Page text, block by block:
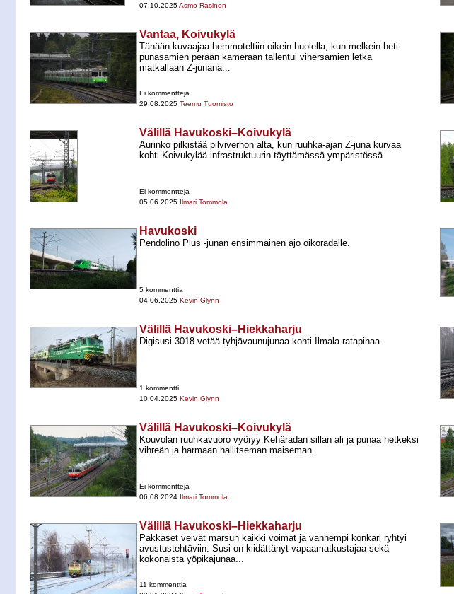
07.10.2025Asmo Rasinen
Vantaa, Koivukylä
Tänään kuvaajaa hemmoteltiin oikein huolella, kun melkein heti
punasamien perään kameraan tallentui vihersamien letka
matkallaan Z-​junana...
Ei kommentteja
29.08.2025 Teemu Tuomisto
Välillä Havukoski–Koivukylä
Aurinko pilkistää pilviverhon alta, kun ruuhka-​ajan Z-​juna kurvaa
kohti Koivukylää infrastruktuurin täyttämässä ympäristössä.
Ei kommentteja
05.06.2025 Ilmari Tommola
Havukoski
Pendolino Plus -​junan ensimmäinen ajo oikoradalle.
5 kommenttia
04.06.2025 Kevin Glynn
Välillä Havukoski–Hiekkaharju
Digisusi 3018 vetää tyhjävaunujunaa kohti Ilmala ratapihaa.
1 kommentti
10.04.2025 Kevin Glynn
Välillä Havukoski–Koivukylä
Kouvolan ruuhkavuoro vyöryy Kehäradan sillan ali ja punaa hetkeksi
vihreän ja harmaan hallitseman maiseman.
Ei kommentteja
06.08.2024 Ilmari Tommola
Välillä Havukoski–Hiekkaharju
Pakkaset veivät marsun kaikki voimat ja vanhempi konkari ryhtyi
avustustehtäviin. Susi on kiidättänyt vapaamatkustajaa sekä
kokonaista yöpikajunaa...
11 kommenttia